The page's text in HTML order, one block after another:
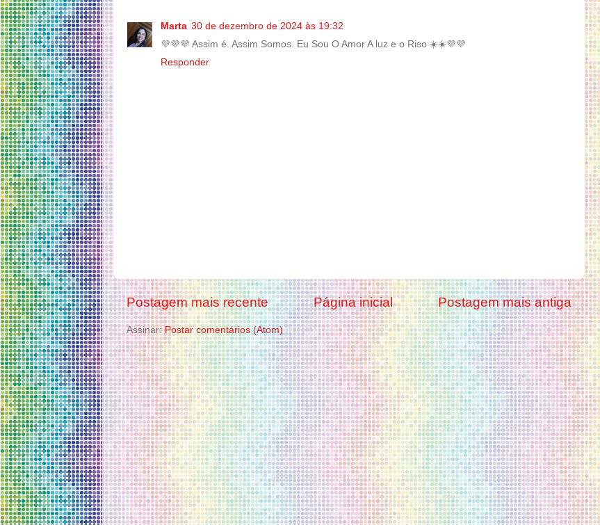
Marta 30 de dezembro de 2024 às 19:32
💜💜💜 Assim é. Assim Somos. Eu Sou O Amor A luz e o Riso ☀️☀️💜💜
Responder
Postagem mais recente Postagem mais antiga
Página inicial
Assinar:Postar comentários (Atom)